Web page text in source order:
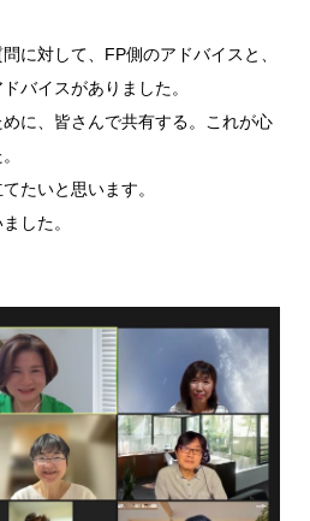
に対して、FP側のアドバイスと、
バイスがありました。
に、皆さんで共有する。これが心
たいと思います。
した。